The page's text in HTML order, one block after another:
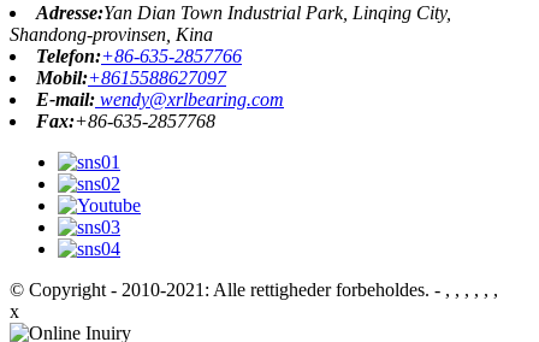
Adresse:Yan Dian Town Industrial Park, Linqing City,
Shandong-provinsen, Kina
Telefon:+86-635-2857766
Mobil:+8615588627097
E-mail: wendy@xrlbearing.com
Fax:+86-635-2857768
© Copyright - 2010-2021: Alle rettigheder forbeholdes. - , , , , , ,
x